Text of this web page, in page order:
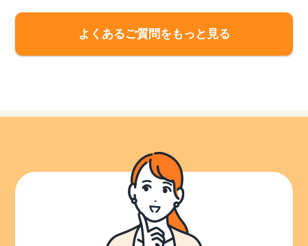
よくあるご質問をもっと見る